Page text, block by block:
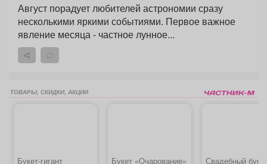
Август порадует любителей астрономии сразу
несколькими яркими событиями. Первое важное
явление месяца - частное лунное...
ТОВАРЫ, СКИДКИ, АКЦИИ
Букет-гигант Букет «Очарование» Свадебный